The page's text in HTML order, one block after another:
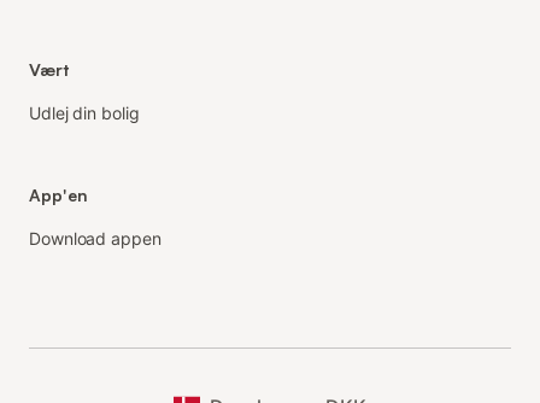
Vært
Udlej din bolig
App'en
Download appen